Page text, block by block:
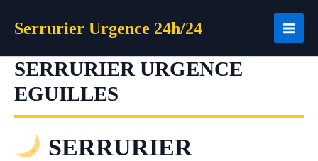
Serrurier Urgence 24h/24
SERRURIER URGENCE
EGUILLES
SERRURIER